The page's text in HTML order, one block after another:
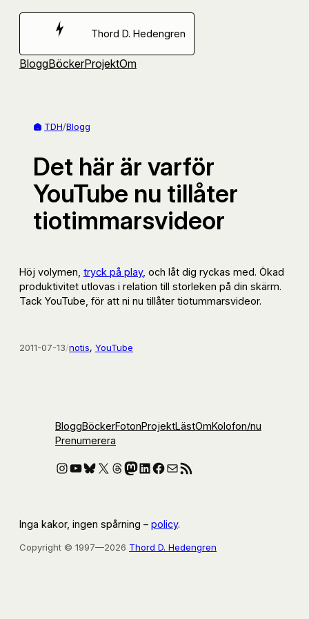
Hoppa
Thord D. Hedengren
BloggBöckerProjektOm
TDH/Blogg
Det här är varför
YouTube nu tillåter
tiotimmarsvideor
Höj volymen, tryck på play, och låt dig ryckas med. Ökad
produktivitet utlovas i relation till storleken på din skärm.
Tack YouTube, för att ni nu tillåter tiotummarsvideor.
2011-07-13/notis, YouTube
BloggBöckerFotonProjektLästOmKolofon/nu
Prenumerera
Instagram
YouTube
Bluesky
X Threads
Mastodon
LinkedIn
Facebook
E-postRSS-flöde
Inga kakor, ingen spårning – policy.
Copyright © 1997—2026 Thord D. Hedengren